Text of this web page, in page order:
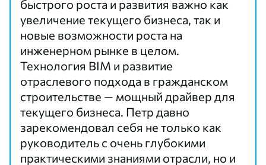
быстрого роста и развития важно как
увеличение текущего бизнеса, так и
новые возможности роста на
инженерном рынке в целом.
Технология BIM и развитие
отраслевого подхода в гражданском
строительстве — мощный драйвер для
текущего бизнеса. Петр давно
зарекомендовал себя не только как
руководитель с очень глубокими
практическими знаниями отрасли, но и